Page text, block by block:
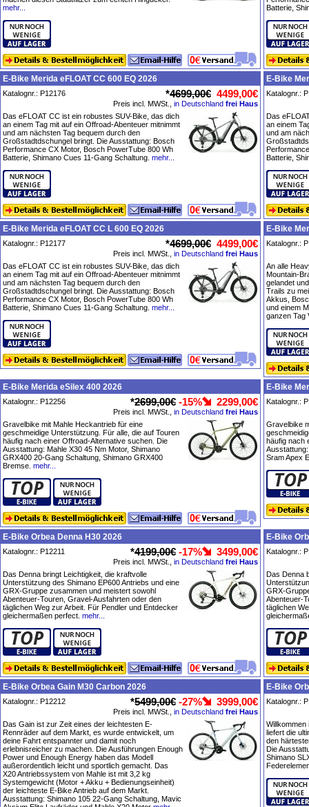
mehr...
Batterie,
E-Bike Merida eFLOAT CC 600 EQ 2026
Katalognr.: P12176 *4699,00€ 4499,00€
Preis incl. MWSt., in Deutschland frei Haus
Das eFLOAT CC ist ein robustes SUV-Bike, das dich
an einem Tag mit auf ein Offroad-Abenteuer mitnimmt
und am nächsten Tag bequem durch den
Großstadtdschungel bringt. Die Ausstattung: Bosch
Performance CX Motor, Bosch PowerTube 800 Wh
Batterie, Shimano Cues 11-Gang Schaltung. mehr...
E-Bike
Katalognr.:
Das
an einem
und am
Batterie,
E-Bike Merida eFLOAT CC L 600 EQ 2026
Katalognr.: P12177 *4699,00€ 4499,00€
Preis incl. MWSt., in Deutschland frei Haus
Das eFLOAT CC ist ein robustes SUV-Bike, das dich
an einem Tag mit auf ein Offroad-Abenteuer mitnimmt
und am nächsten Tag bequem durch den
Großstadtdschungel bringt. Die Ausstattung: Bosch
Performance CX Motor, Bosch PowerTube 800 Wh
Batterie, Shimano Cues 11-Gang Schaltung. mehr...
E-Bike
Katalognr.:
An alle
Mountain-
gelandet
Trails zu
Akkus,
und einem
ganzen Tag
E-Bike Merida eSilex 400 2026
Katalognr.: P12256 *2699,00€ -15% 2299,00€
Preis incl. MWSt., in Deutschland frei Haus
Gravelbike mit Mahle Heckantrieb für eine
geschmeidige Unterstützung. Für alle, die auf Touren
häufig nach einer Offroad-Alternative suchen. Die
Ausstattung: Mahle X30 45 Nm Motor, Shimano
GRX400 20-Gang Schaltung, Shimano GRX400
Bremse. mehr...
E-Bike
Katalognr.:
Gravelbike
häufig nach
Sram Apex
E-Bike Orbea Denna H30 2026
Katalognr.: P12211 *4199,00€ -17% 3499,00€
Preis incl. MWSt., in Deutschland frei Haus
Das Denna bringt Leichtigkeit, die kraftvolle
Unterstützung des Shimano EP600 Antriebs und eine
GRX-Gruppe zusammen und meistert sowohl
Abenteuer-Touren, Gravel-Ausfahrten oder den
täglichen Weg zur Arbeit. Für Pendler und Entdecker
gleichermaßen perfect. mehr...
E-Bike
Katalognr.:
Das Denna
GRX-
Abenteuer-
täglichen
E-Bike Orbea Gain M30 Carbon 2026
Katalognr.: P12212 *5499,00€ -27% 3999,00€
Preis incl. MWSt., in Deutschland frei Haus
Das Gain ist zur Zeit eines der leichtesten E-
Rennräder auf dem Markt, es wurde entwickelt, um
deine Fahrt entspannter und damit noch
erlebnisreicher zu machen. Die Ausführungen Enough
Power und Enough Energy haben das Modell
außerordentlich leicht und sportlich gemacht. Das
X20 Antriebssystem von Mahle ist mit 3,2 kg
Systemgewicht (Motor + Akku + Bedienungseinheit)
der leichteste E-Bike Antrieb auf dem Markt.
Ausstattung: Shimano 105 22-Gang Schaltung, Mavic
E-Bike
Katalognr.:
Willkommen
liefert die
den
Die
Shimano